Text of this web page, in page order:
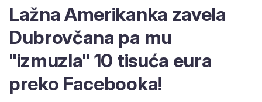
Lažna Amerikanka zavela
Dubrovčana pa mu
"izmuzla" 10 tisuća eura
preko Facebooka!